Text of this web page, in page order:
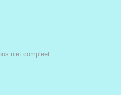
niet compleet.